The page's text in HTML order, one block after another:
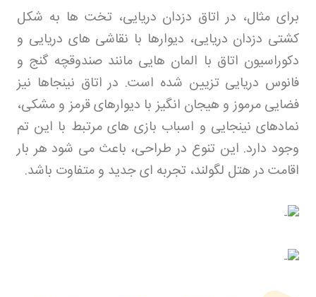
برای مثال، در اتاق دزدان دریایی، تخت ها به شکل
کشتی دزدان دریایی، دیوارها با نقاشی های دریایی و
دکوراسیون اتاق با المان هایی مانند صندوقچه گنج و
فانوس دریایی تزیین شده است. در اتاق نینجاها نیز
فضایی مرموز و هیجان انگیز با دیوارهای قرمز و مشکی،
نمادهای نینجایی و اسباب بازی های مرتبط با این تم
وجود دارد. این تنوع در طراحی، باعث می شود هر بار
اقامت در هتل لگولند، تجربه ای جدید و متفاوت باشد.